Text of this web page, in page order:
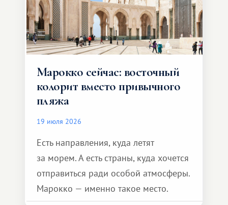
Марокко сейчас: восточный
колорит вместо привычного
пляжа
19 июля 2026
Есть направления, куда летят
за морем. А есть страны, куда хочется
отправиться ради особой атмосферы.
Марокко — именно такое место.